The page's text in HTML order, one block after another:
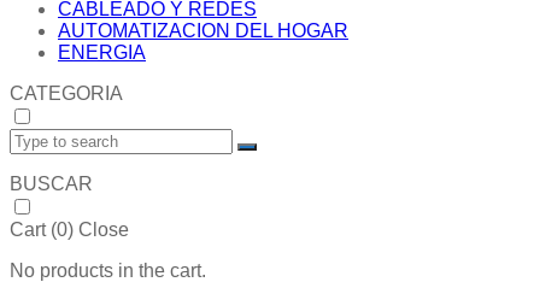
CABLEADO Y REDES
AUTOMATIZACION DEL HOGAR
ENERGIA
CATEGORIA
BUSCAR
Cart (0) Close
No products in the cart.